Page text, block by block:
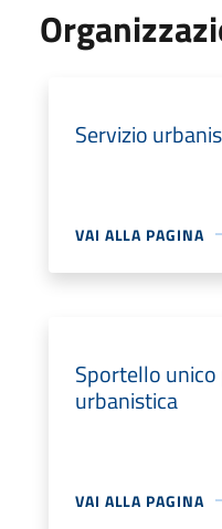
Servizio
VAI ALLA PAGINA
Sportello
urbanistica
VAI ALLA PAGINA